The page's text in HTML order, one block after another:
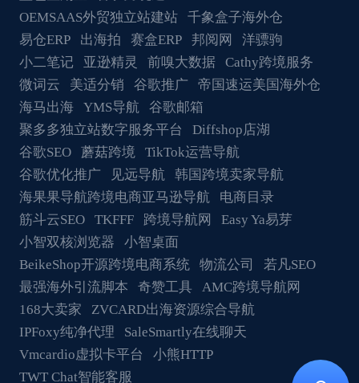
OEMSAAS外贸独立站建站
千象盒子海外仓
易仓ERP
出海拍 赛盒ERP 邦阅网
洋骠驹
小二笔记
亚逊精灵 前嗅大数据
Cathy跨境服务
微词云
美适分销 谷歌推广
帝国速运美国海外仓
海马出海
YMS导航
谷歌邮箱
聚多多独立站数字服务平台
Diffshop店湖
谷歌SEO
蘑菇跨境
TikTok运营导航
谷歌优化推广
见远导航
韩国跨境卖家导航
海果果导航跨境电商亚马逊导航
电商目录
筋斗云SEO
TKFFF 跨境导航网
Easy Ya易芽
小智双核浏览器
小智桌面
BeikeShop开源跨境电商系统
物流公司
若凡SEO
最强海外引流脚本
奇赞工具
AMC跨境导航网
168大卖家
ZVCARD出海资源综合导航
IPFoxy纯净代理
SaleSmartly在线聊天
Vmcardio虚拟卡平台
小熊HTTP
TWT Chat智能客服